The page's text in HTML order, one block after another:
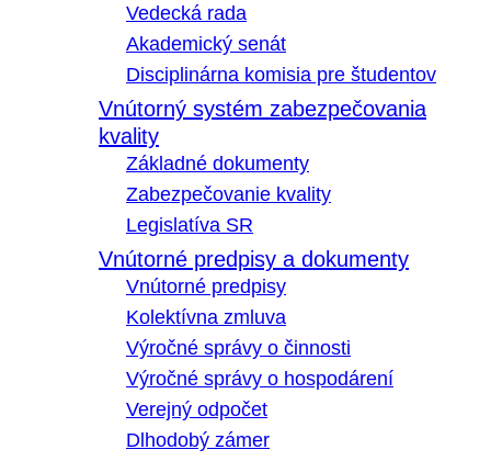
Vedecká rada
Akademický senát
Disciplinárna komisia pre študentov
Vnútorný systém zabezpečovania
kvality
Základné dokumenty
Zabezpečovanie kvality
Legislatíva SR
Vnútorné predpisy a dokumenty
Vnútorné predpisy
Kolektívna zmluva
Výročné správy o činnosti
Výročné správy o hospodárení
Verejný odpočet
Dlhodobý zámer